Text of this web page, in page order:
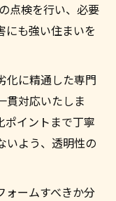
点検を行い、必要
にも強い住まいを
化に精通した専門
貫対応いたしま
ポイントまで丁寧
いよう、透明性の
ォームすべきか分